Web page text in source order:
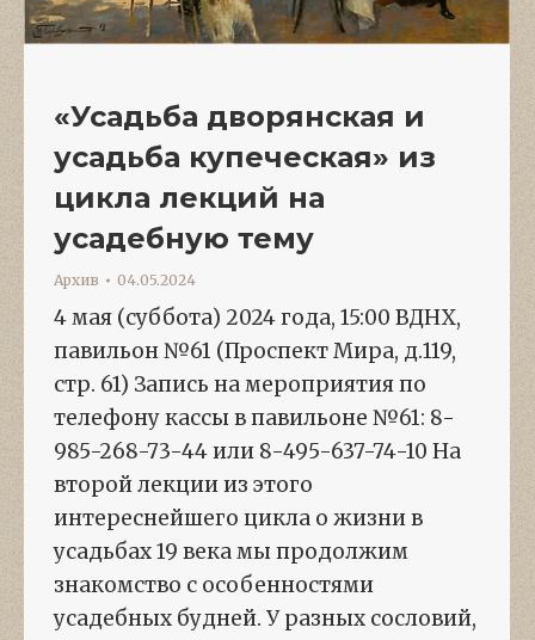
«Усадьба дворянская и
усадьба купеческая» из
цикла лекций на
усадебную тему
Архив 04.05.2024
4 мая (суббота) 2024 года, 15:00 ВДНХ,
павильон №61 (Проспект Мира, д.119,
стр. 61) Запись на мероприятия по
телефону кассы в павильоне №61: 8-
985-268-73-44 или 8-495-637-74-10 На
второй лекции из этого
интереснейшего цикла о жизни в
усадьбах 19 века мы продолжим
знакомство с особенностями
усадебных будней. У разных сословий,